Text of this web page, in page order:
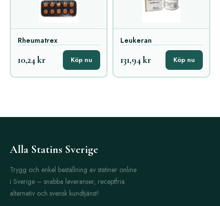
Rheumatrex
10,24 kr Köp nu
Leukeran
131,94 kr Köp nu
Alla Statins Sverige
Trygg och enkel beställning av statiner online
i Sverige – snabba leveranser, receptfria
alternativ och svensk kundtjänst!